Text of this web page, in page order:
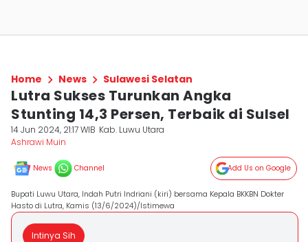
Home News Sulawesi Selatan
Lutra Sukses Turunkan Angka
Stunting 14,3 Persen, Terbaik di Sulsel
14 Jun 2024, 21:17 WIB Kab. Luwu Utara
Ashrawi Muin
News Channel Add Us on Google
Bupati Luwu Utara, Indah Putri Indriani (kiri) bersama Kepala BKKBN Dokter
Hasto di Lutra, Kamis (13/6/2024)/Istimewa
Intinya Sih